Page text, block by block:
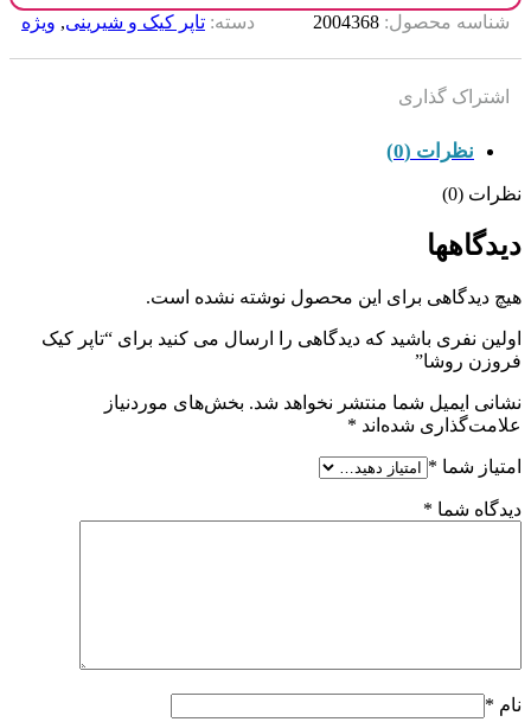
شناسه محصول: 2004368 دسته: تاپر کیک و شیرینی, ویژه
اشتراک گذاری
نظرات (0)
نظرات (0)
دیدگاهها
هیچ دیدگاهی برای این محصول نوشته نشده است.
اولین نفری باشید که دیدگاهی را ارسال می کنید برای “تاپر کیک
فروزن روشا”
نشانی ایمیل شما منتشر نخواهد شد. بخش‌های موردنیاز
علامت‌گذاری شده‌اند *
امتیاز شما *
دیدگاه شما *
نام *